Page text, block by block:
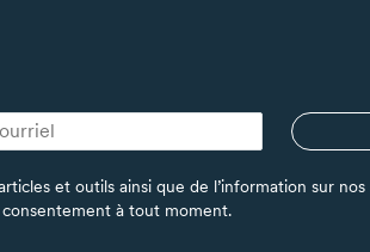
et outils ainsi que de l’information sur
consentement à tout moment.